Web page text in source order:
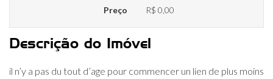
Preço R$ 0,00
Descrição do Imóvel
il n’y a pas du tout d’age pour commencer un lien de plus moins